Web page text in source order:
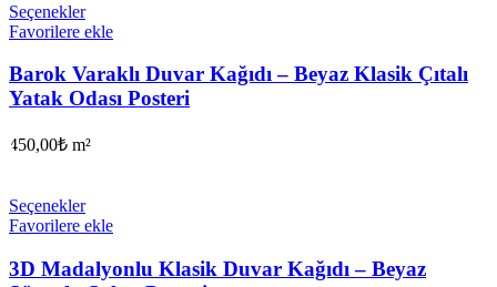
Seçenekler
Favorilere ekle
Barok Varaklı Duvar Kağıdı – Beyaz Klasik Çıtalı
Yatak Odası Posteri
450,00₺ m²
Seçenekler
Favorilere ekle
3D Madalyonlu Klasik Duvar Kağıdı – Beyaz